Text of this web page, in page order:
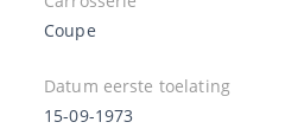
Coupe
Datum eerste toelating
15-09-1973